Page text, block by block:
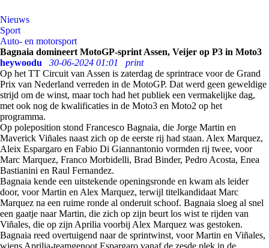
Nieuws
Sport
Auto- en motorsport
Bagnaia domineert MotoGP-sprint Assen, Veijer op P3 in Moto3
heywoodu
30-06-2024 01:01
print
Op het TT Circuit van Assen is zaterdag de sprintrace voor de Grand
Prix van Nederland verreden in de MotoGP. Dat werd geen geweldige
strijd om de winst, maar toch had het publiek een vermakelijke dag,
met ook nog de kwalificaties in de Moto3 en Moto2 op het
programma.
Op poleposition stond Francesco Bagnaia, die Jorge Martin en
Maverick Viñales naast zich op de eerste rij had staan. Alex Marquez,
Aleix Espargaro en Fabio Di Giannantonio vormden rij twee, voor
Marc Marquez, Franco Morbidelli, Brad Binder, Pedro Acosta, Enea
Bastianini en Raul Fernandez.
Bagnaia kende een uitstekende openingsronde en kwam als leider
door, voor Martin en Alex Marquez, terwijl titelkandidaat Marc
Marquez na een ruime ronde al onderuit schoof. Bagnaia sloeg al snel
een gaatje naar Martin, die zich op zijn beurt los wist te rijden van
Viñales, die op zijn Aprilia voorbij Alex Marquez was gestoken.
Bagnaia reed overtuigend naar de sprintwinst, voor Martin en Viñales,
wiens Aprilia-teamgenoot Espargaro vanaf de zesde plek in de